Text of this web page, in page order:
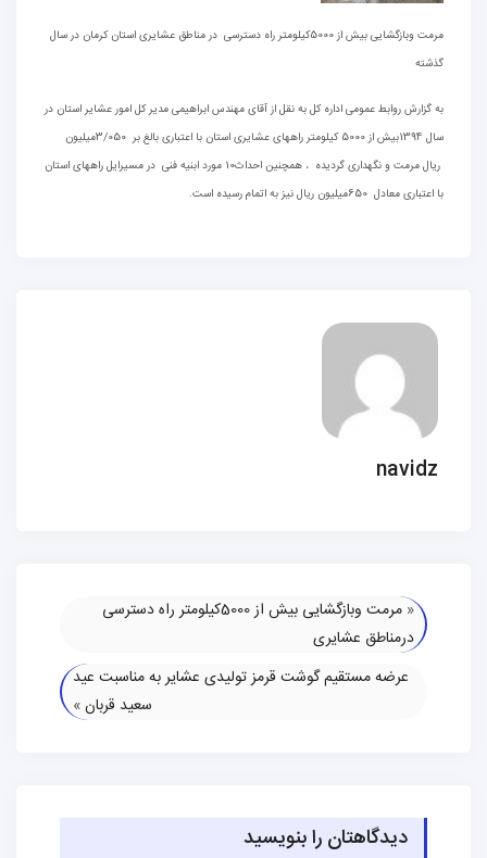
مرمت وبازگشایی بیش از 5000کیلومتر راه دسترسی در مناطق عشایری استان کرمان در سال
گذشته
به گزارش روابط عمومی اداره کل به نقل از آقای مهندس ابراهیمی مدیر کل امور عشایر استان در
سال 1394بیش از 5000 کیلومتر راههای عشایری استان با اعتباری بالغ بر 3/050میلیون
ریال مرمت و نگهداری گردیده ، همچنین احداث10 مورد ابنیه فنی در مسیرایل راههای استان
با اعتباری معادل 650میلیون ریال نیز به اتمام رسیده است.
navidz
«
مرمت وبازگشایی بیش از 5000کیلومتر راه دسترسی
درمناطق عشایری
عرضه مستقیم گوشت قرمز تولیدی عشایر به مناسبت عید
سعید قربان»
دیدگاهتان را بنویسید